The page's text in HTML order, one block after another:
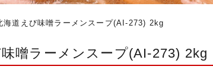
海道えび味噌ラーメンスープ(AI-273) 2kg
噌ラーメンスープ(AI-273) 2kg